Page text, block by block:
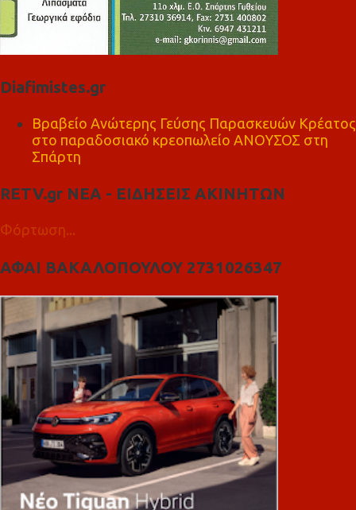
Diafimistes.gr
Βραβείο Ανώτερης Γεύσης Παρασκευών Κρέατος
στο παραδοσιακό κρεοπωλείο ΑΝΟΥΣΟΣ στη
Σπάρτη
RETV.gr ΝΕΑ - ΕΙΔΗΣΕΙΣ ΑΚΙΝΗΤΩΝ
Φόρτωση...
ΑΦΑΙ ΒΑΚΑΛΟΠΟΥΛΟΥ 2731026347